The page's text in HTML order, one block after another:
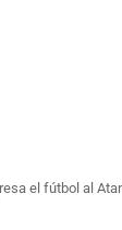
el fútbol al